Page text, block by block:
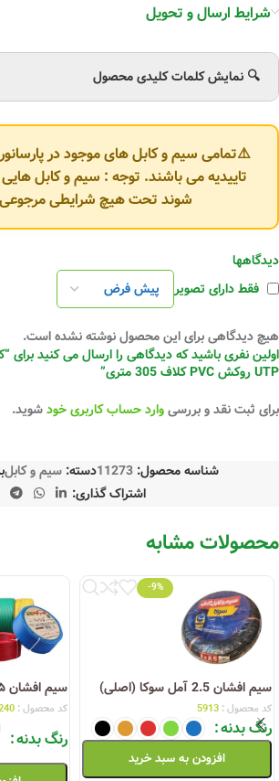
شرایط ارسال و تحویل
🔍 نمایش کلمات کلیدی محصول
⚠️تمامی سیم و کابل های موجود در پارسانور
تاییدیه می باشند. توجه : سیم و کابل
شوند تحت هیچ شرایطی مرجوعی
دیدگاهها
فقط دارای تصویر
هیچ دیدگاهی برای این محصول نوشته نشده است.
UTP روکش PVC کلاف 305 متری”
برای ثبت نقد و بررسیوارد حساب کاربری خودشوید.
شناسه محصول:11273دسته: سیم و کابل
اشتراک گذاری:
محصولات مشابه
-9%
سیم افشان 2.5 آمل سوکا (اصلی)
کد محصول : 5913
رنگ بدنه
افزودن به سبد خرید
سیم افشان ۱.۵ شیرکوه یزد
کد محصول :
رنگ بدنه